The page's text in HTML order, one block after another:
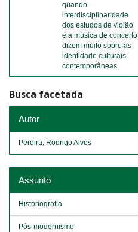
quando
interdisciplinaridade
dos estudos de violão
e a música de concerto
dizem muito sobre as
identidade culturais
contemporâneas
Busca facetada
Autor
Pereira, Rodrigo Alves
Assunto
Historiografia
Pós-modernismo